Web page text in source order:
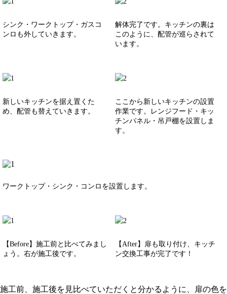
シンク・ワークトップ・ガスコ
ンロも外していきます。
解体完了です。キッチンの裏は
このように、配管が巡らされて
います。
新しいキッチンを据え置くた
め、配管も替えていきます。
ここから新しいキッチンの設置
作業です。レンジフード・キッ
チンパネル・吊戸棚を設置しま
す。
ワークトップ・シンク・コンロを設置します。
【Before】施工前と比べてみまし
ょう。右が施工後です。
【After】扉も取り付け、キッチ
ン交換工事が完了です！
施工前、施工後を見比べていただくと分かるように、扉の色を